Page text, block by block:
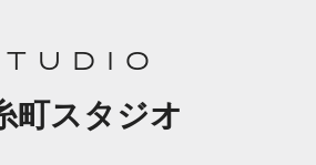
町スタジオ